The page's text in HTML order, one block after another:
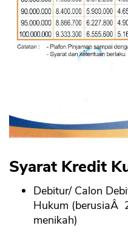
Syarat Kredit
Debitur/ Calon
Hukum (berusiaÂ
menikah)